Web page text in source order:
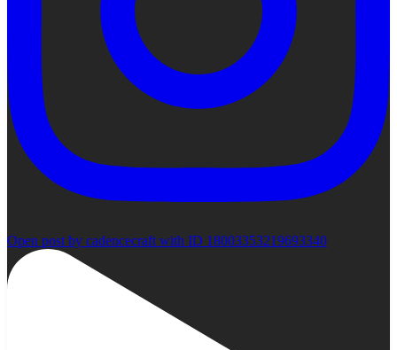
Open post by cadencecraft with ID 18003353219693340